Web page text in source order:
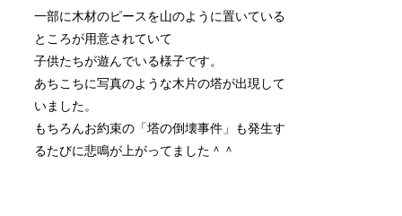
一部に木材のピースを山のように置いている
ところが用意されていて
子供たちが遊んでいる様子です。
あちこちに写真のような木片の塔が出現して
いました。
もちろんお約束の「塔の倒壊事件」も発生す
るたびに悲鳴が上がってました＾＾